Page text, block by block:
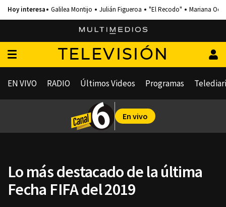
Galilea Montijo Julián Figueroa "El Recodo" Mariana
TELEVISIÓN
EN VIVO RADIO Últimos Videos Programas
En vivo
Lo más destacado de la última
Fecha FIFA del 2019